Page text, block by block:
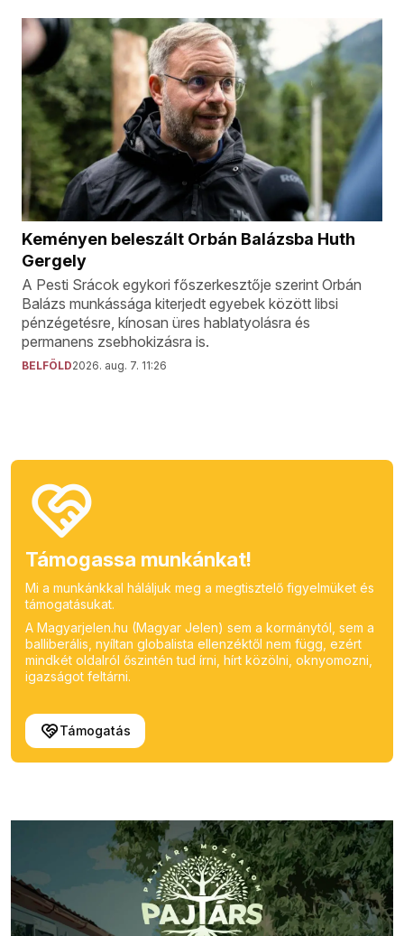
Keményen beleszált Orbán Balázsba Huth
Gergely
A Pesti Srácok egykori főszerkesztője szerint Orbán
Balázs munkássága kiterjedt egyebek között libsi
pénzégetésre, kínosan üres hablatyolásra és
permanens zsebhokizásra is.
BELFÖLD2026. aug. 7. 11:26
Támogassa munkánkat!
Mi a munkánkkal háláljuk meg a megtisztelő figyelmüket és
támogatásukat.
A Magyarjelen.hu (Magyar Jelen) sem a kormánytól, sem a
balliberális, nyíltan globalista ellenzéktől nem függ, ezért
mindkét oldalról őszintén tud írni, hírt közölni, oknyomozni,
igazságot feltárni.
Támogatás